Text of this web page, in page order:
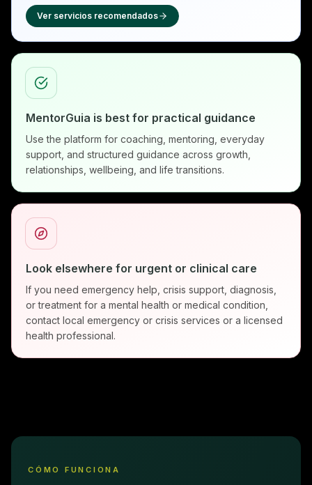
Ver servicios recomendados
MentorGuia is best for practical guidance
Use the platform for coaching, mentoring, everyday
support, and structured guidance across growth,
relationships, wellbeing, and life transitions.
Look elsewhere for urgent or clinical care
If you need emergency help, crisis support, diagnosis,
or treatment for a mental health or medical condition,
contact local emergency or crisis services or a licensed
health professional.
CÓMO FUNCIONA